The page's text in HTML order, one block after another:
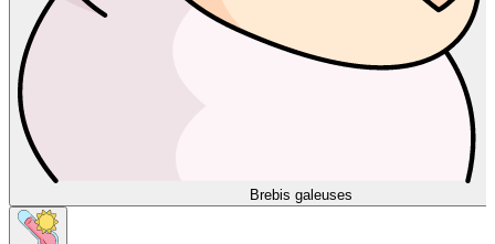
Brebis galeuses